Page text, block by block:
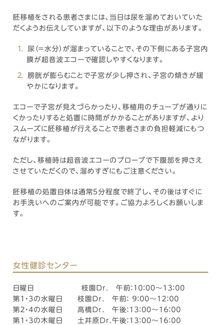
胚移植をされる患者さまには、当日は尿を溜めておいていた
だくようお伝えしていますが、以下のような理由があります。
尿（＝水分）が溜まっていることで、その下側にある子宮内
膜が超音波エコーで確認しやすくなります。
膀胱が膨らむことで子宮が少し押され、子宮の傾きが緩
やかになります。
エコーで子宮が見えづらかったり、移植用のチューブが通りに
くかったりすると処置に時間がかかることがありますが、より
スムーズに胚移植が行えることで患者さまの負担軽減にもつ
ながります。
ただし、移植時は超音波エコーのプローブで下腹部を押さえ
させていただくので、溜めすぎにもご注意ください。
胚移植の処置自体は通常５分程度で終了し、その後はすぐに
お手洗いへのご案内が可能です。ご協力よろしくお願いしま
す。
女性健診センター
日曜日 枝園Dr. 午前：10：00～13：00
第1・3の水曜日 枝園Dr. 午前： 9：00～12：00
第2・4の水曜日 高橋Dr. 午後：13：00～16：00
第1・3の木曜日 土井原Dr.午後：13：00～16：00